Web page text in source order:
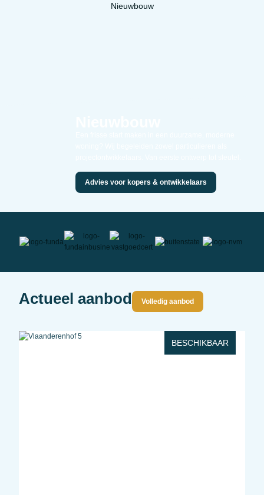
Nieuwbouw
Advies voor kopers & ontwikkelaars
Actueel aanbod Volledig aanbod
BESCHIKBAAR